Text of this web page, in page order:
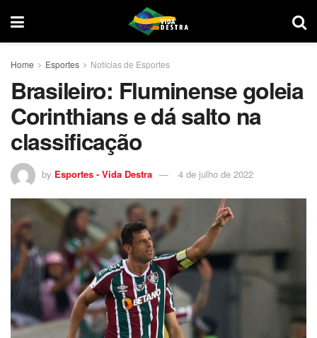
Home Esportes Notícias de Esportes
Brasileiro: Fluminense goleia
Corinthians e dá salto na
classificação
by Esportes - Vida Destra 4 de julho de 2022